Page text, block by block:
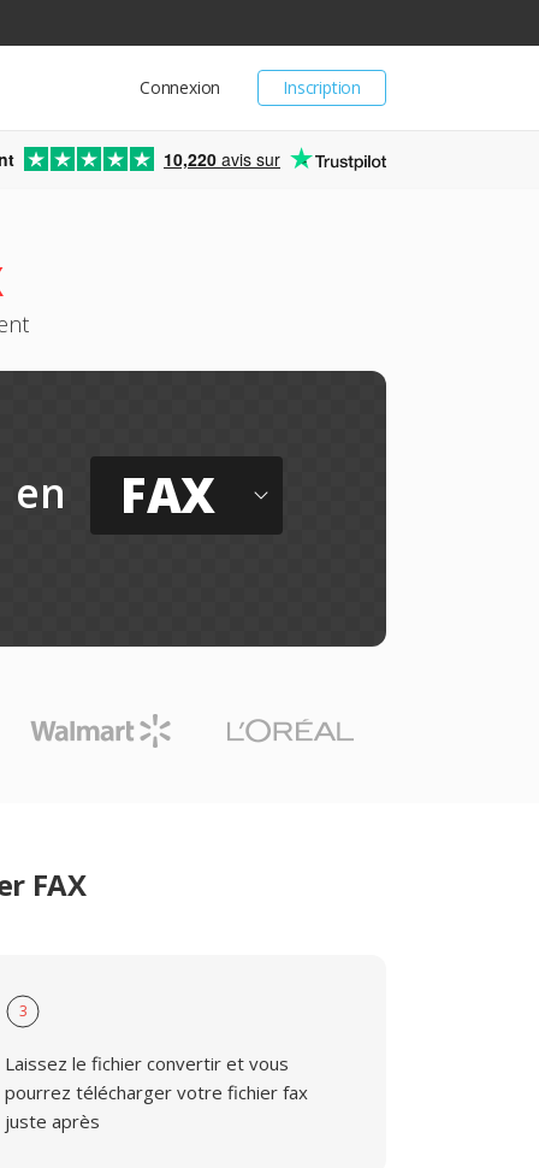
Inscription
Connexion
10,220 avis sur
en FAX
FAX
3
Laissez le fichier convertir et vous
pourrez télécharger votre fichier fax
juste après